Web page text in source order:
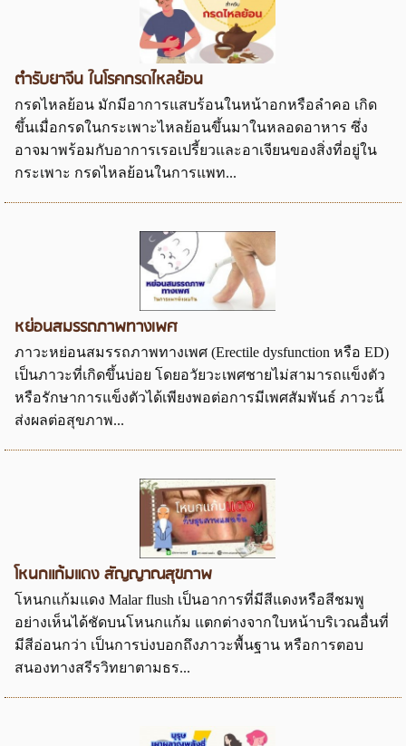
ตำรับยาจีน ในโรคกรดไหลย้อน
กรดไหลย้อน มักมีอาการแสบร้อนในหน้าอกหรือลำคอ เกิด
ขึ้นเมื่อกรดในกระเพาะไหลย้อนขึ้นมาในหลอดอาหาร ซึ่ง
อาจมาพร้อมกับอาการเรอเปรี้ยวและอาเจียนของสิ่งที่อยู่ใน
กระเพาะ กรดไหลย้อนในการแพท...
หย่อนสมรรถภาพทางเพศ
ภาวะหย่อนสมรรถภาพทางเพศ (Erectile dysfunction หรือ ED)
เป็นภาวะที่เกิดขึ้นบ่อย โดยอวัยวะเพศชายไม่สามารถแข็งตัว
หรือรักษาการแข็งตัวได้เพียงพอต่อการมีเพศสัมพันธ์ ภาวะนี้
ส่งผลต่อสุขภาพ...
โหนกแก้มแดง สัญญาณสุขภาพ
โหนกแก้มแดง Malar flush เป็นอาการที่มีสีแดงหรือสีชมพู
อย่างเห็นได้ชัดบนโหนกแก้ม แตกต่างจากใบหน้าบริเวณอื่นที่
มีสีอ่อนกว่า เป็นการบ่งบอกถึงภาวะพื้นฐาน หรือการตอบ
สนองทางสรีรวิทยาตามธร...